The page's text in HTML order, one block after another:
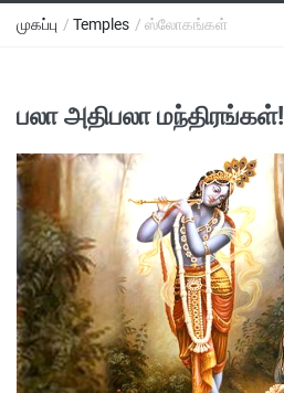
முகப்பு / Temples / ஸ்லோகங்கள்
பலா அதிபலா மந்திரங்கள்!